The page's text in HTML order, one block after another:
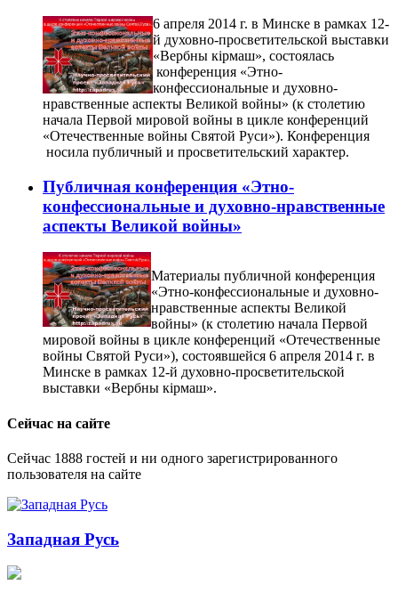
6 апреля 2014 г. в Минске в рамках 12-
й духовно-просветительской выставки
«Вербны кiрмаш», состоялась
конференция «Этно-
конфессиональные и духовно-
нравственные аспекты Великой войны» (к столетию
начала Первой мировой войны в цикле конференций
«Отечественные войны Святой Руси»). Конференция
носила публичный и просветительский характер.
Публичная конференция «Этно-
конфессиональные и духовно-нравственные
аспекты Великой войны»
Материалы публичной конференция
«Этно-конфессиональные и духовно-
нравственные аспекты Великой
войны» (к столетию начала Первой
мировой войны в цикле конференций «Отечественные
войны Святой Руси»), состоявшейся 6 апреля 2014 г. в
Минске в рамках 12-й духовно-просветительской
выставки «Вербны кiрмаш».
Сейчас на сайте
Сейчас 1888 гостей и ни одного зарегистрированного
пользователя на сайте
Западная Русь